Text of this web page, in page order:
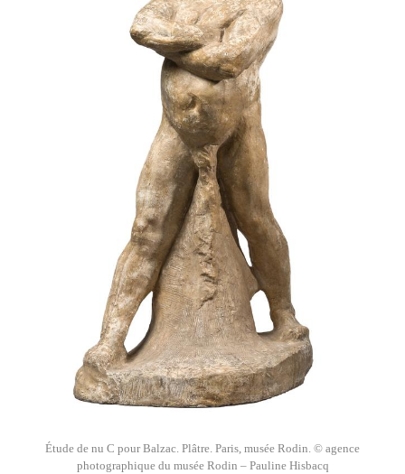
Étude de nu C pour Balzac. Plâtre. Paris, musée Rodin. © agence
photographique du musée Rodin – Pauline Hisbacq